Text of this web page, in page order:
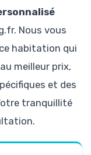
Nous vous
habitation qui
meilleur prix,
et des
tranquillité